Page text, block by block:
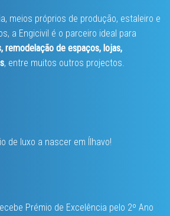
meios próprios de produção, estaleiro e
a Engicivil é o parceiro ideal para
remodelação de espaços, lojas,
, entre muitos outros projectos.
de luxo a nascer em Ílhavo!
Prémio de Excelência pelo 2º Ano